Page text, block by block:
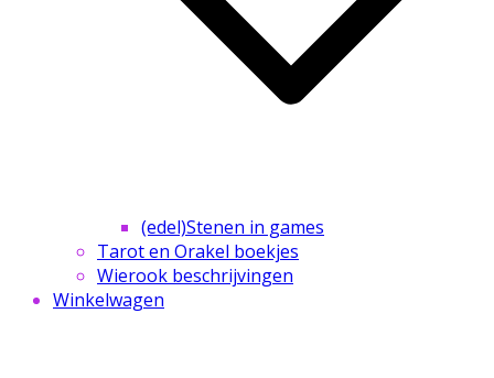
(edel)Stenen in games
Tarot en Orakel boekjes
Wierook beschrijvingen
Winkelwagen